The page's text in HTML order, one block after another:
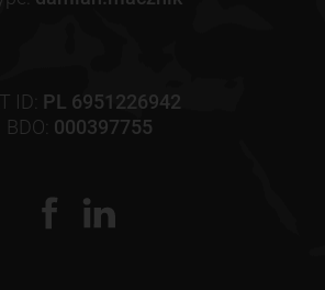
ID: PL 6951226942
BDO: 000397755